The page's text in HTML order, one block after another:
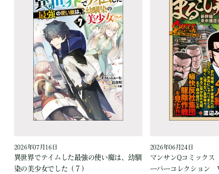
2026年07月16日
異世界でテイムした最強の使い魔は、幼馴
染の美少女でした（７）
2026年06月24日
マンサンQコミック
ーパーコレクション